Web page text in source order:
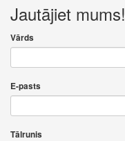
Jautājiet mums!
Vārds
E-pasts
Tālrunis